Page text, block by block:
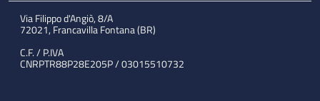
Via Filippo d'Angiò, 8/A
72021, Francavilla Fontana (BR)
C.F. / P.IVA
CNRPTR88P28E205P / 03015510732